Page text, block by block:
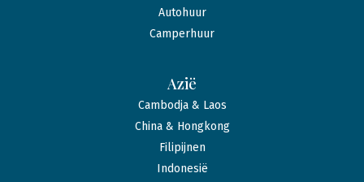
Autohuur
Camperhuur
Azië
Cambodja & Laos
China & Hongkong
Filipijnen
Indonesië